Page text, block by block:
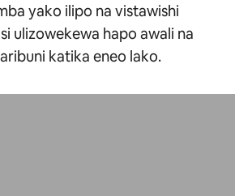
yako ilipo na vistawishi
ulizowekewa hapo awali na
katika eneo lako.